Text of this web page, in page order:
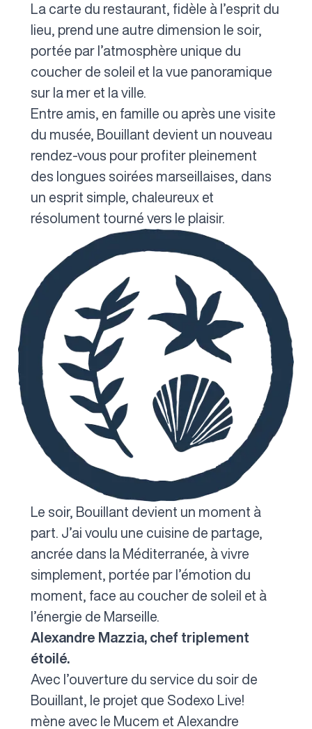
La carte du restaurant, fidèle à l’esprit du
lieu, prend une autre dimension le soir,
portée par l’atmosphère unique du
coucher de soleil et la vue panoramique
sur la mer et la ville.
Entre amis, en famille ou après une visite
du musée, Bouillant devient un nouveau
rendez-vous pour profiter pleinement
des longues soirées marseillaises, dans
un esprit simple, chaleureux et
résolument tourné vers le plaisir.
Le soir, Bouillant devient un moment à
part. J’ai voulu une cuisine de partage,
ancrée dans la Méditerranée, à vivre
simplement, portée par l’émotion du
moment, face au coucher de soleil et à
l’énergie de Marseille.
Alexandre Mazzia, chef triplement
étoilé.
Avec l’ouverture du service du soir de
Bouillant, le projet que Sodexo Live!
mène avec le Mucem et Alexandre